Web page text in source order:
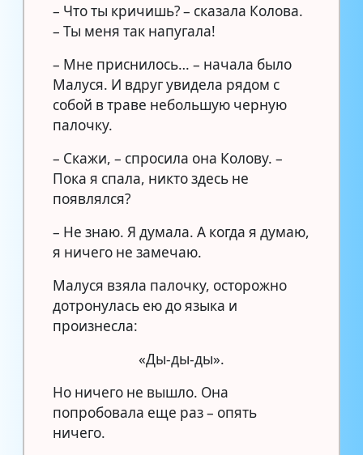
– Что ты кричишь? – сказала Колова.
– Ты меня так напугала!
– Мне приснилось… – начала было
Малуся. И вдруг увидела рядом с
собой в траве небольшую черную
палочку.
– Скажи, – спросила она Колову. –
Пока я спала, никто здесь не
появлялся?
– Не знаю. Я думала. А когда я думаю,
я ничего не замечаю.
Малуся взяла палочку, осторожно
дотронулась ею до языка и
произнесла:
«Ды-ды-ды».
Но ничего не вышло. Она
попробовала еще раз – опять
ничего.